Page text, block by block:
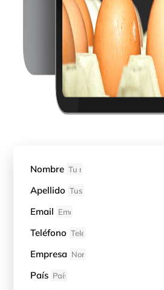
Nombre
Apellido
Email
Teléfono
Empresa
País